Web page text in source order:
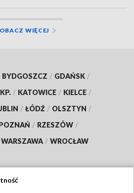
WIĘCEJ
BYDGOSZCZ / GDAŃSK /
/ KATOWICE / KIELCE /
/ ŁÓDŹ / OLSZTYN /
/ RZESZÓW /
WARSZAWA / WROCŁAW